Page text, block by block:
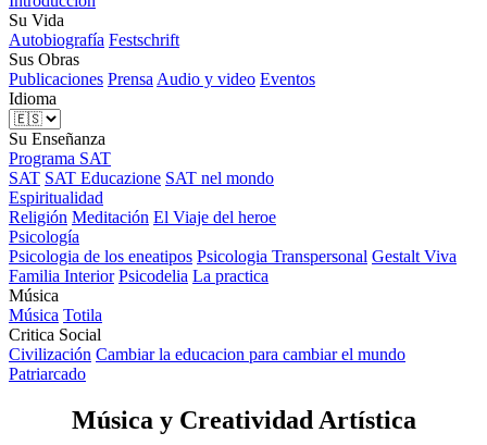
Su Vida
Autobiografía Festschrift
Sus Obras
Publicaciones Prensa Audio y video Eventos
Idioma
Su Enseñanza
Programa SAT
SAT SAT Educazione SAT nel mondo
Espiritualidad
Religión Meditación El Viaje del heroe
Psicología
Psicologia de los eneatipos Psicologia Transpersonal Gestalt Viva
Familia Interior Psicodelia La practica
Música
Música Totila
Critica Social
Civilización Cambiar la educacion para cambiar el mundo
Patriarcado
Música y Creatividad Artística